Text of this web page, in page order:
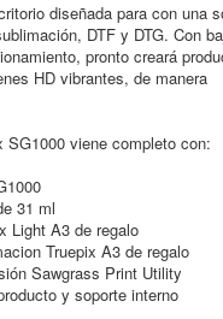
diseñada para con una
DTF y DTG. Con
pronto creará
HD vibrantes, de manera
viene completo con:
31 ml
Light A3 de regalo
Truepix A3 de regalo
Sawgrass Print Utility
y soporte interno